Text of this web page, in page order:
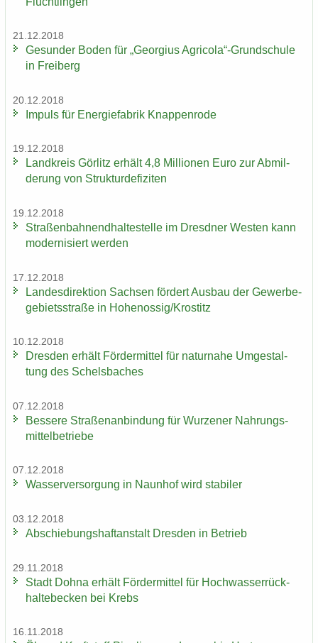
21.12.2018
Ge­sun­der Boden für „Ge­or­gi­us Agri­co­la“-​Grundschule
in Frei­berg
20.12.2018
Im­puls für En­er­gie­fa­brik Knap­pen­ro­de
19.12.2018
Land­kreis Gör­litz er­hält 4,8 Mil­lio­nen Euro zur Ab­mil­
de­rung von Struk­tur­de­fi­zi­ten
19.12.2018
Stra­ßen­bah­nend­hal­te­stel­le im Dresd­ner Wes­ten kann
mo­der­ni­siert wer­den
17.12.2018
Lan­des­di­rek­ti­on Sach­sen för­dert Aus­bau der Ge­wer­be­
ge­biets­stra­ße in Ho­he­nos­sig/Krostitz
10.12.2018
Dres­den er­hält För­der­mit­tel für na­tur­na­he Um­ge­stal­
tung des Schels­ba­ches
07.12.2018
Bes­se­re Stra­ßen­an­bin­dung für Wur­ze­ner Nah­rungs­
mit­tel­be­trie­be
07.12.2018
Was­ser­ver­sor­gung in Naun­hof wird sta­bi­ler
03.12.2018
Ab­schie­bungs­haft­an­stalt Dres­den in Be­trieb
29.11.2018
Stadt Dohna er­hält För­der­mit­tel für Hoch­was­ser­rück­
hal­te­be­cken bei Krebs
16.11.2018